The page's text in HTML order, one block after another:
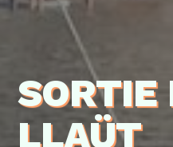
SORTIE
LLAÜT